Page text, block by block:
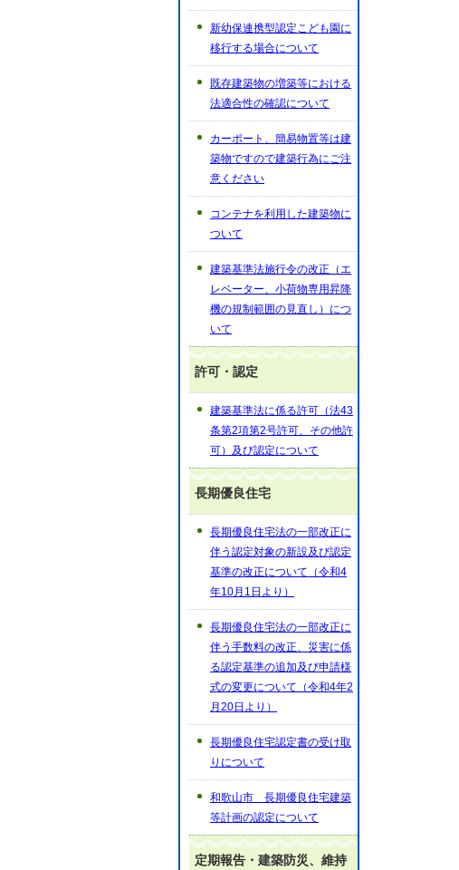
新幼保連携型認定こども園に
移行する場合について
既存建築物の増築等における
法適合性の確認について
カーポート、簡易物置等は建
築物ですので建築行為にご注
意ください
コンテナを利用した建築物に
ついて
建築基準法施行令の改正（エ
レベーター、小荷物専用昇降
機の規制範囲の見直し）につ
いて
許可・認定
建築基準法に係る許可（法43
条第2項第2号許可、その他許
可）及び認定について
長期優良住宅
長期優良住宅法の一部改正に
伴う認定対象の新設及び認定
基準の改正について（令和4
年10月1日より）
長期優良住宅法の一部改正に
伴う手数料の改正、災害に係
る認定基準の追加及び申請様
式の変更について（令和4年2
月20日より）
長期優良住宅認定書の受け取
りについて
和歌山市 長期優良住宅建築
等計画の認定について
定期報告・建築防災、維持